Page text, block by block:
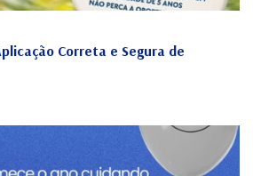
Correta e Segura de